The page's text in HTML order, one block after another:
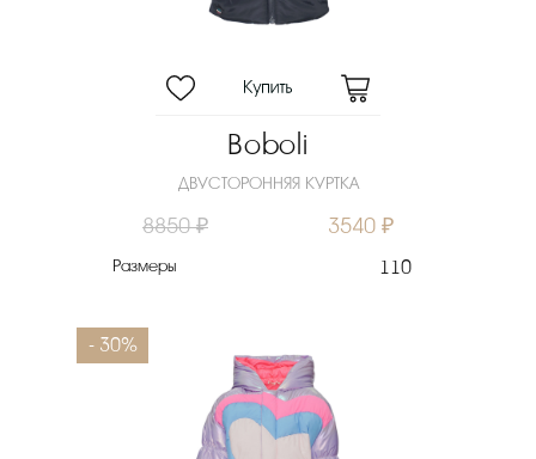
Boboli
ДВУСТОРОННЯЯ КУРТКА
8850 ₽ 3540 ₽
Размеры 110
- 30%